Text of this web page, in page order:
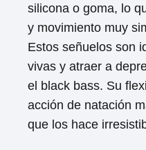
silicona o goma, lo
y movimiento muy
Estos señuelos son
vivas y atraer a
el black bass. Su
acción de natación
que los hace